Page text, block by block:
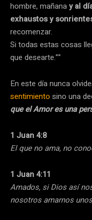
hombre, mañanay al
exhaustos y
recomenzar.
Si todas estas cosas
que desearte.””
En este día nunca
sentimiento sino una
que el Amor es una
1 Juan 4:8
El que no ama, no
1 Juan 4:11
Amados, si Dios así
nosotros amarnos